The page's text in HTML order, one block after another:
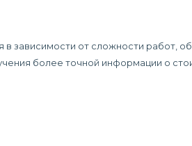
в зависимости от сложности работ,
более точной информации о